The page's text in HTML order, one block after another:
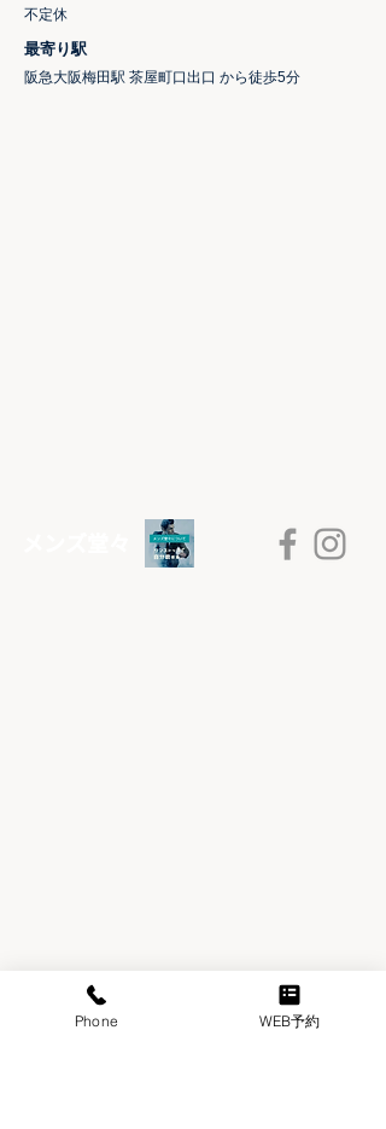
​不定休
​最寄り駅
阪急大阪梅田駅 茶屋町口出口 から徒歩5分
大阪府大阪市北区豊崎3-10-2
​アイアンドエフ梅田ビル10階(1003)
Phone WEB予約